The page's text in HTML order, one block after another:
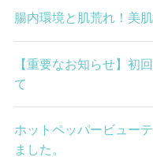
腸内環境と肌荒れ！美
【重要なお知らせ】初
て
ホットペッパービュー
ました。